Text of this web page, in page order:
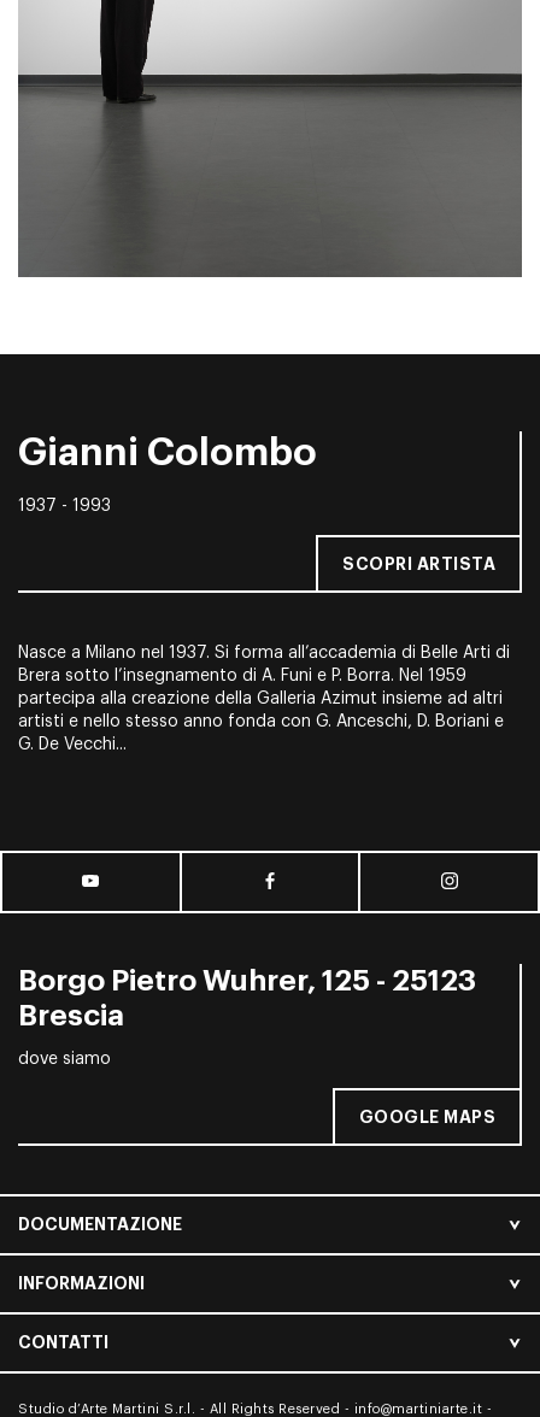
Gianni Colombo
1937 - 1993
SCOPRI ARTISTA
Nasce a Milano nel 1937. Si forma all’accademia di Belle Arti di
Brera sotto l’insegnamento di A. Funi e P. Borra. Nel 1959
partecipa alla creazione della Galleria Azimut insieme ad altri
artisti e nello stesso anno fonda con G. Anceschi, D. Boriani e
G. De Vecchi...
Borgo Pietro Wuhrer, 125 - 25123
Brescia
dove siamo
GOOGLE MAPS
DOCUMENTAZIONE
INFORMAZIONI
CONTATTI
Studio d’Arte Martini S.r.l. - All Rights Reserved - info@martiniarte.it -